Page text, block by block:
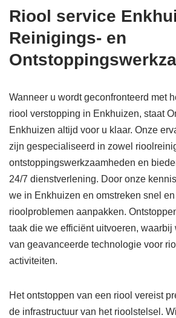
Riool service
Reinigings- en
Wanneer u wordt geconfronteerd met
riool verstopping in Enkhuizen, staat
Enkhuizen altijd voor u klaar. Onze
zijn gespecialiseerd in zowel
ontstoppingswerkzaamheden en
24/7 dienstverlening. Door onze
we in Enkhuizen en omstreken snel
rioolproblemen aanpakken.
taak die we efficiënt uitvoeren, waarbij
van geavanceerde technologie voor
activiteiten.
Het ontstoppen van een riool vereist
de infrastructuur van het rioolstelsel.